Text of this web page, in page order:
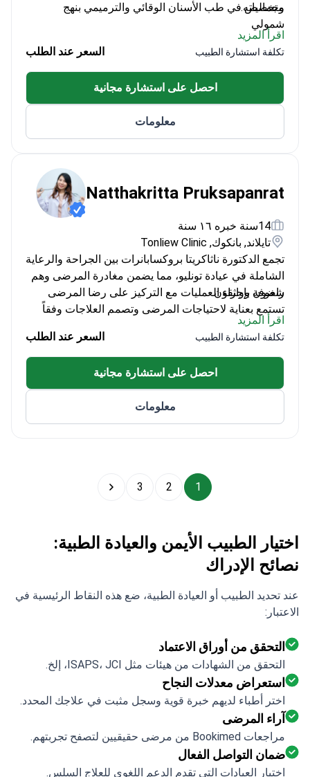
وجمالياته.
متخصص في طب الأسنان الوقائي والترميمي بنهج
شمولي
يقدم خطط علاج شخصية تركز على كل من الوظيفة
والجمال
خبير في تقنيات قناة الجذر المتقدمة وتصميم الابتسامة
يقدم رعاية أسنان شاملة في ÜMRAN TIP MERKEZİ
اقرأ المزيد
تكلفة استشارة الطبيب السعر عند الطلب
احصل على استشارة مجانية
معلومات
Natthakritta Pruksapanrat
14سنة خبره ١٦ سنة
تايلاند, بانكوك, Tonliew Clinic
تجمع الدكتورة ناثاكريتا بروكسابانرات بين الجراحة والرعاية
الشاملة في عيادة تونليو، مما يضمن مغادرة المرضى وهم
راضون وواثقون.
شغوفة بإجراء العمليات مع التركيز على رضا المرضى
تستمع بعناية لاحتياجات المرضى وتصمم العلاجات وفقاً
لذلك
ملتزمة بالمعاملة العادلة وتحقيق أفضل النتائج
اقرأ المزيد
تكلفة استشارة الطبيب السعر عند الطلب
احصل على استشارة مجانية
معلومات
1
2
3
اختيار الطبيب الأيمن والعيادة الطبية:
نصائح الإدراك
عند تحديد الطبيب أو العيادة الطبية، ضع هذه النقاط الرئيسية في
الاعتبار:
التحقق من أوراق الاعتماد
التحقق من الشهادات من هيئات مثل ISAPS، JCI، إلخ.
استعراض معدلات النجاح
اختر أطباء لديهم خبرة قوية وسجل مثبت في علاجك المحدد.
آراء المرضى
مراجعات Bookimed من مرضى حقيقيين لتصفح تجربتهم.
ضمان التواصل الفعال
اختيار العيادات التي تقدم الدعم اللغوي للعلاج السلس.